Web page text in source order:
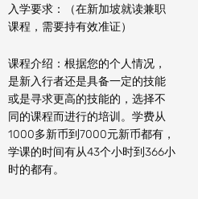
入学要求：（在新加坡就读兼职
课程，需要持有效准证）
课程介绍：根据您的个人情况，
是新入行者还是具备一定的技能
或是寻求更高的技能的，选择不
同的课程而进行的培训。学费从
1000多新币到7000元新币都有，
学课的时间有从43个小时到366小
时的都有。